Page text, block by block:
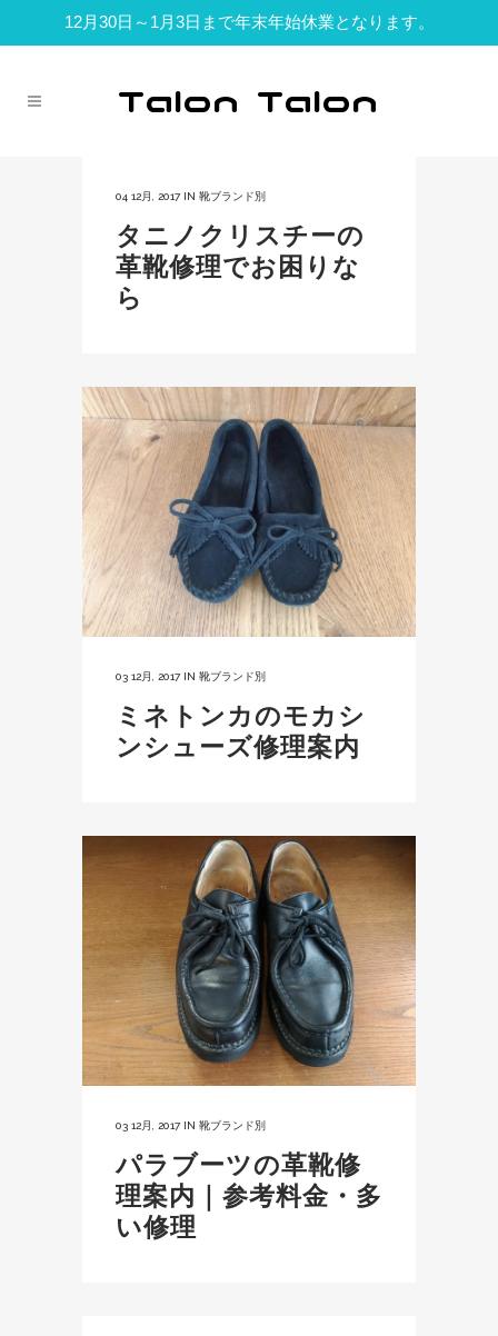
12月30日～1月3日まで年末年始休業となります。
04 12月, 2017 IN 靴ブランド別
タニノクリスチーの
革靴修理でお困りな
ら
03 12月, 2017 IN 靴ブランド別
ミネトンカのモカシ
ンシューズ修理案内
03 12月, 2017 IN 靴ブランド別
パラブーツの革靴修
理案内｜参考料金・多
い修理